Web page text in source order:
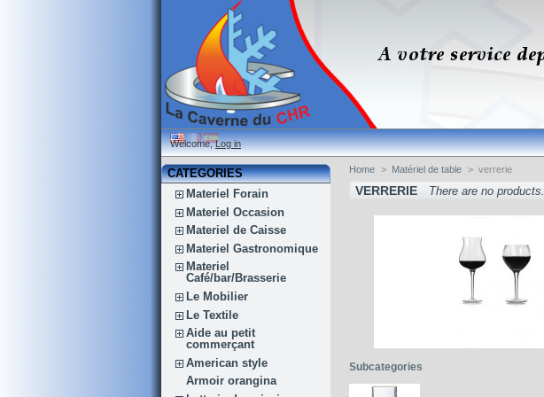
Welcome,Log in
CATEGORIES
Materiel Forain
Materiel Occasion
Materiel de Caisse
Materiel Gastronomique
Materiel
Café/bar/Brasserie
Le Mobilier
Le Textile
Aide au petit
commerçant
American style
Armoir orangina
Home > Matériel de table > verrerie
VERRERIE There are no products.
Subcategories